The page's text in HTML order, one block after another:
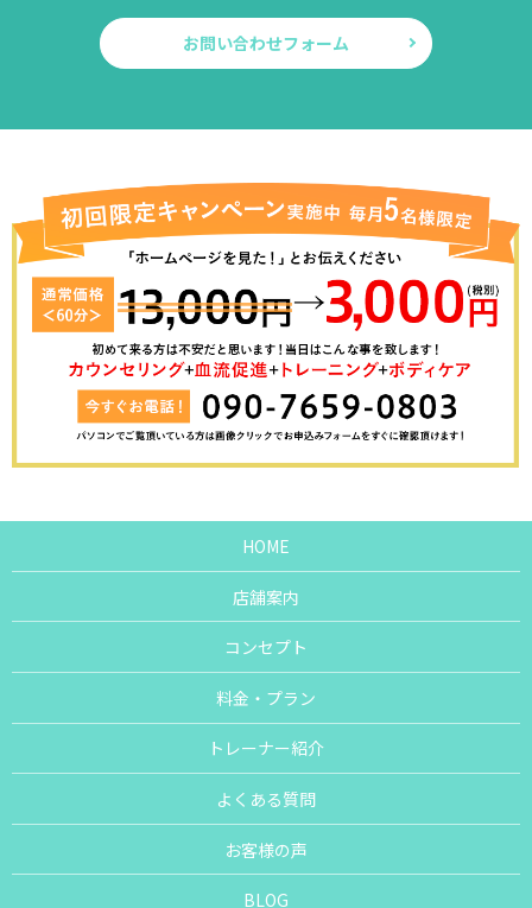
お問い合わせフォーム
HOME
店舗案内
コンセプト
料金・プラン
トレーナー紹介
よくある質問
お客様の声
BLOG